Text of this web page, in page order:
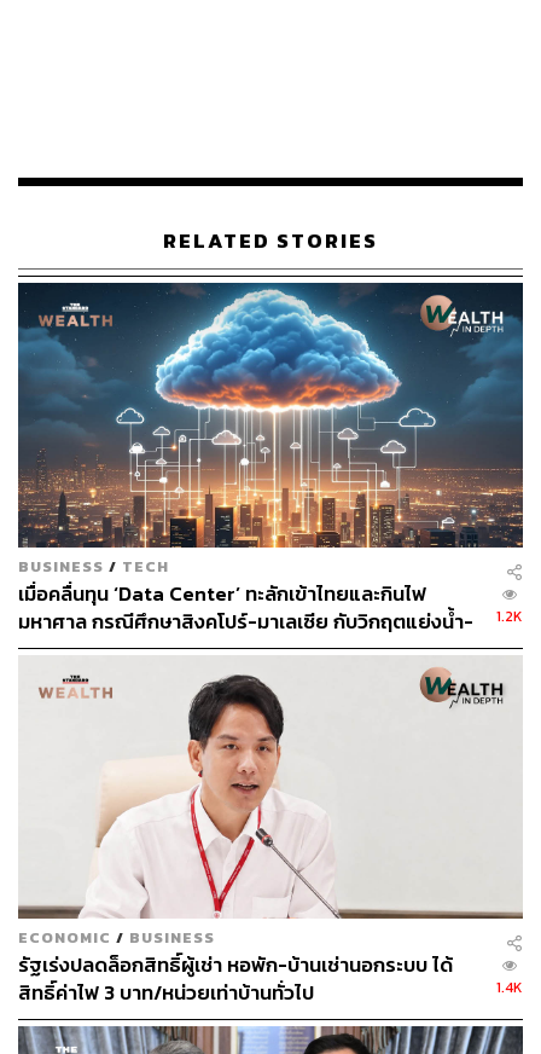
ตั้งเป้าปี 66-68 สร้างเพิ่ม 5,000 หลัง
‘กลุ่มทุนจากจีน’ ชนะการประมูล ‘เหมืองลิเธียม’ ในโบ
ลิเวีย ประเทศที่มีแร่หายากมากที่สุดในโลก เสริมแต้มต่
อในอุตสาหกรรมยานยนต์ไฟฟ้า
สามารถติดตาม THE STANDARD WEALTH
ผ่านแอปพลิเคชันต่างๆ ที่คุณสะดวกหรือใช้งานอยู่แล้วได้เลย
TAGS: พลังงาน
ไฟฟ้า
สำนักงานคณะกรรมการกำกับกิจการพลังงาน
คมกฤช ตันตระวาณิชย์
92
ABOUT THE AUTHOR
RELATED STORIES
BUSINESS / TECH
เมื่อคลื่นทุน ‘Data Center’ ทะลักเข้าไทยและกินไฟ
มหาศาล กรณีศึกษาสิงคโปร์-มาเลเซีย กับวิกฤตแย่งน้ำ-
ไฟ
1.2K
ECONOMIC / BUSINESS
รัฐเร่งปลดล็อกสิทธิ์ผู้เช่า หอพัก-บ้านเช่านอกระบบ ได้
สิทธิ์ค่าไฟ 3 บาท/หน่วยเท่าบ้านทั่วไป
1.4K